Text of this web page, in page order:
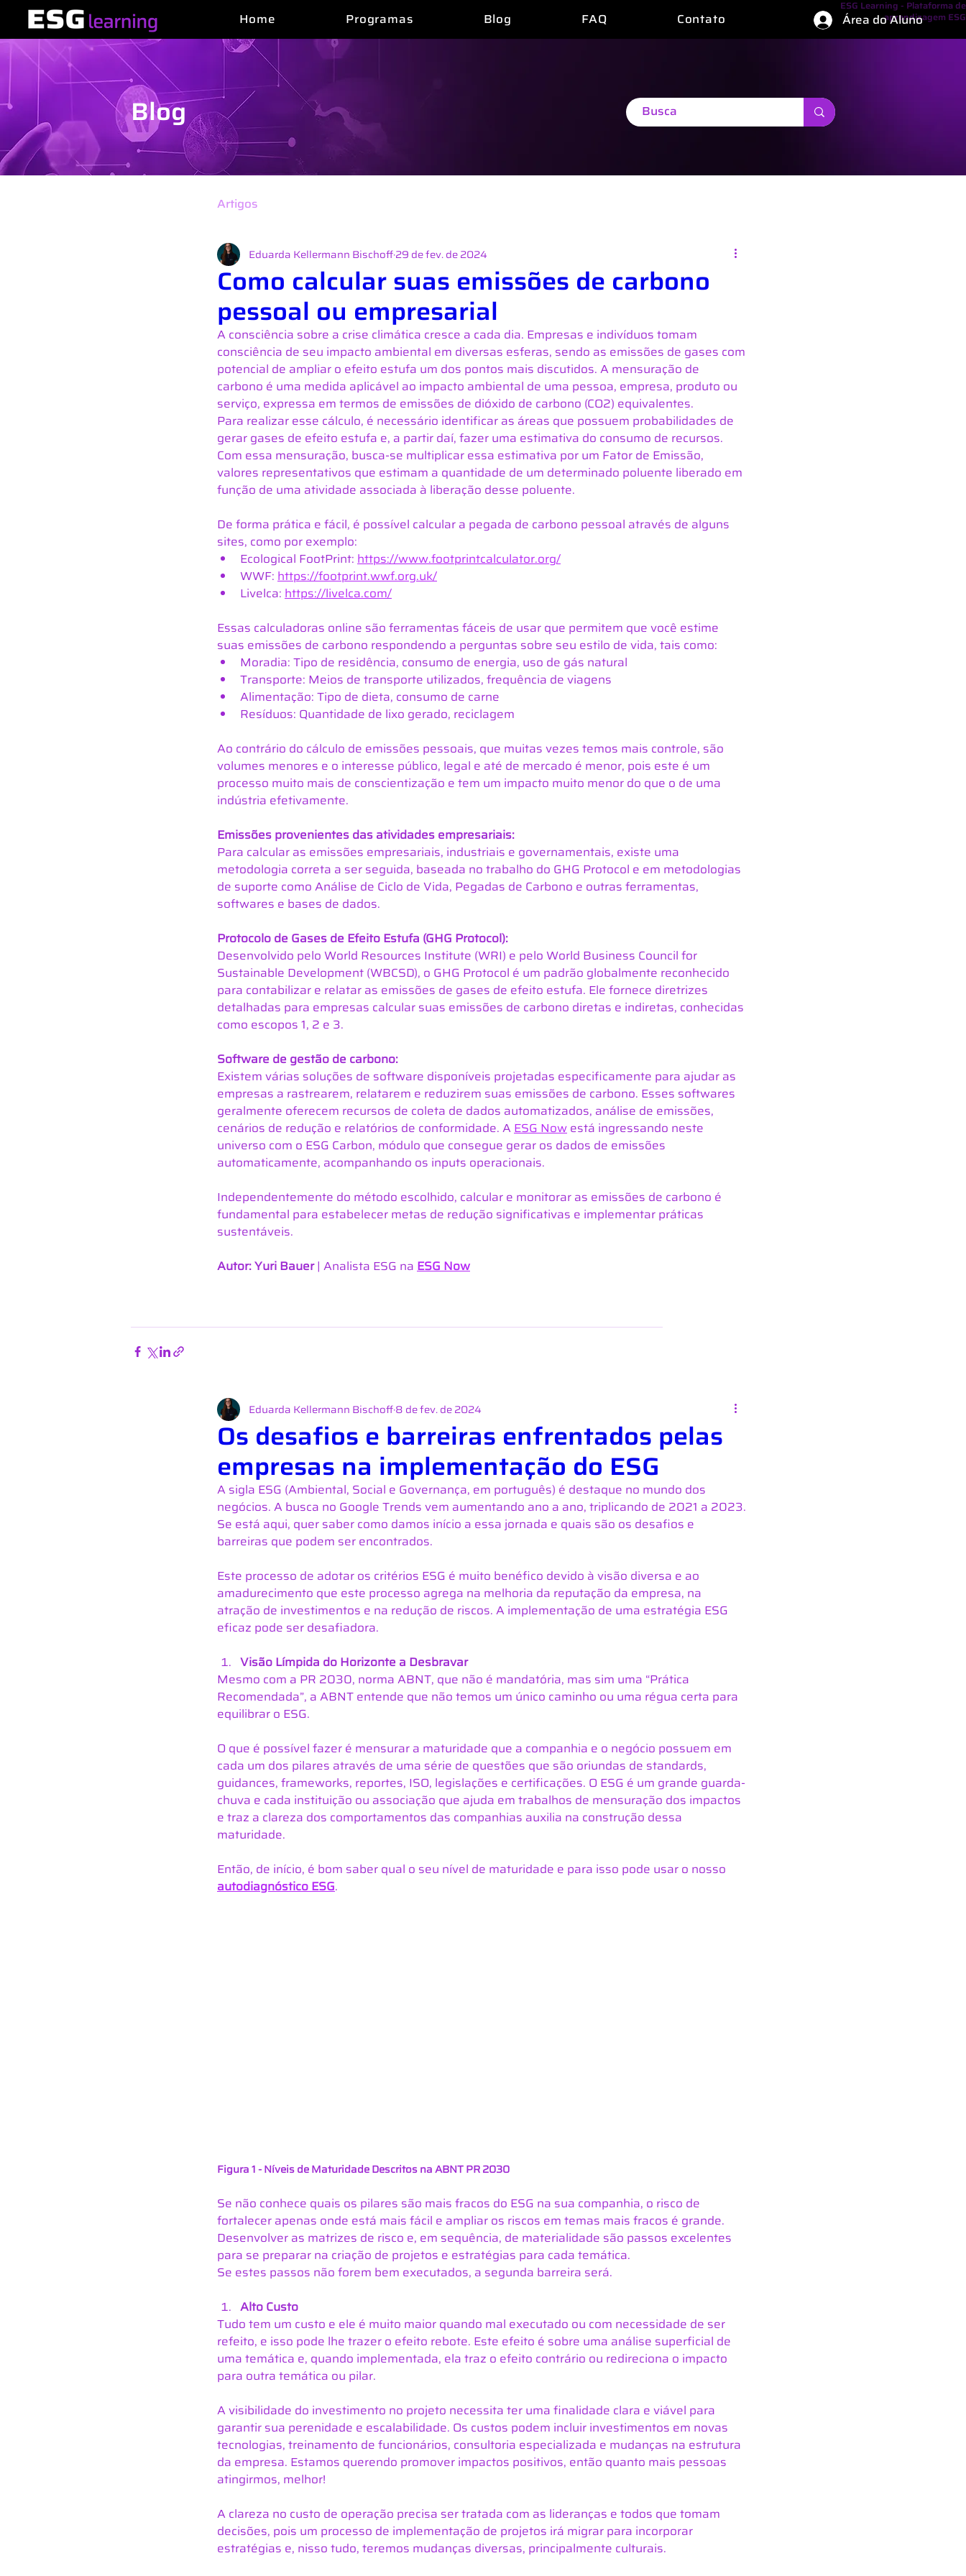
ESG Learning - Plataforma de
aprendizagem ESG
Área do Aluno
Home Programas Blog FAQ Contato
Blog
Artigos
Como calcular suas emissões de carbono
pessoal ou empresarial
Eduarda Kellermann Bischoff29 de fev. de 2024
A consciência sobre a crise climática cresce a cada dia. Empresas e indivíduos tomam
consciência de seu impacto ambiental em diversas esferas, sendo as emissões de gases com
potencial de ampliar o efeito estufa um dos pontos mais discutidos. A mensuração de
carbono é uma medida aplicável ao impacto ambiental de uma pessoa, empresa, produto ou
serviço, expressa em termos de emissões de dióxido de carbono (CO2) equivalentes.
Para realizar esse cálculo, é necessário identificar as áreas que possuem probabilidades de
gerar gases de efeito estufa e, a partir daí, fazer uma estimativa do consumo de recursos.
Com essa mensuração, busca-se multiplicar essa estimativa por um Fator de Emissão,
valores representativos que estimam a quantidade de um determinado poluente liberado em
função de uma atividade associada à liberação desse poluente.
De forma prática e fácil, é possível calcular a pegada de carbono pessoal através de alguns
sites, como por exemplo:
Ecological FootPrint: https://www.footprintcalculator.org/
WWF: https://footprint.wwf.org.uk/
Livelca: https://livelca.com/
Essas calculadoras online são ferramentas fáceis de usar que permitem que você estime
suas emissões de carbono respondendo a perguntas sobre seu estilo de vida, tais como:
Moradia: Tipo de residência, consumo de energia, uso de gás natural
Transporte: Meios de transporte utilizados, frequência de viagens
Alimentação: Tipo de dieta, consumo de carne
Resíduos: Quantidade de lixo gerado, reciclagem
Ao contrário do cálculo de emissões pessoais, que muitas vezes temos mais controle, são
volumes menores e o interesse público, legal e até de mercado é menor, pois este é um
processo muito mais de conscientização e tem um impacto muito menor do que o de uma
indústria efetivamente.
Emissões provenientes das atividades empresariais:
Para calcular as emissões empresariais, industriais e governamentais, existe uma
metodologia correta a ser seguida, baseada no trabalho do GHG Protocol e em metodologias
de suporte como Análise de Ciclo de Vida, Pegadas de Carbono e outras ferramentas,
softwares e bases de dados.
Protocolo de Gases de Efeito Estufa (GHG Protocol):
Desenvolvido pelo World Resources Institute (WRI) e pelo World Business Council for
Sustainable Development (WBCSD), o GHG Protocol é um padrão globalmente reconhecido
para contabilizar e relatar as emissões de gases de efeito estufa. Ele fornece diretrizes
detalhadas para empresas calcular suas emissões de carbono diretas e indiretas, conhecidas
como escopos 1, 2 e 3.
Software de gestão de carbono:
Existem várias soluções de software disponíveis projetadas especificamente para ajudar as
empresas a rastrearem, relatarem e reduzirem suas emissões de carbono. Esses softwares
geralmente oferecem recursos de coleta de dados automatizados, análise de emissões,
cenários de redução e relatórios de conformidade. A ESG Now está ingressando neste
universo com o ESG Carbon, módulo que consegue gerar os dados de emissões
automaticamente, acompanhando os inputs operacionais.
Independentemente do método escolhido, calcular e monitorar as emissões de carbono é
fundamental para estabelecer metas de redução significativas e implementar práticas
sustentáveis.
Autor: Yuri Bauer | Analista ESG na ESG Now
Os desafios e barreiras enfrentados pelas
empresas na implementação do ESG
Eduarda Kellermann Bischoff8 de fev. de 2024
A sigla ESG (Ambiental, Social e Governança, em português) é destaque no mundo dos
negócios. A busca no Google Trends vem aumentando ano a ano, triplicando de 2021 a 2023.
Se está aqui, quer saber como damos início a essa jornada e quais são os desafios e
barreiras que podem ser encontrados.
Este processo de adotar os critérios ESG é muito benéfico devido à visão diversa e ao
amadurecimento que este processo agrega na melhoria da reputação da empresa, na
atração de investimentos e na redução de riscos. A implementação de uma estratégia ESG
eficaz pode ser desafiadora.
Visão Límpida do Horizonte a Desbravar
Mesmo com a PR 2030, norma ABNT, que não é mandatória, mas sim uma “Prática
Recomendada”, a ABNT entende que não temos um único caminho ou uma régua certa para
equilibrar o ESG.
O que é possível fazer é mensurar a maturidade que a companhia e o negócio possuem em
cada um dos pilares através de uma série de questões que são oriundas de standards,
guidances, frameworks, reportes, ISO, legislações e certificações. O ESG é um grande guarda-
chuva e cada instituição ou associação que ajuda em trabalhos de mensuração dos impactos
e traz a clareza dos comportamentos das companhias auxilia na construção dessa
maturidade.
Então, de início, é bom saber qual o seu nível de maturidade e para isso pode usar o nosso
autodiagnóstico ESG.
Figura 1 - Níveis de Maturidade Descritos na ABNT PR 2030
Se não conhece quais os pilares são mais fracos do ESG na sua companhia, o risco de
fortalecer apenas onde está mais fácil e ampliar os riscos em temas mais fracos é grande.
Desenvolver as matrizes de risco e, em sequência, de materialidade são passos excelentes
para se preparar na criação de projetos e estratégias para cada temática.
Se estes passos não forem bem executados, a segunda barreira será.
Alto Custo
Tudo tem um custo e ele é muito maior quando mal executado ou com necessidade de ser
refeito, e isso pode lhe trazer o efeito rebote. Este efeito é sobre uma análise superficial de
uma temática e, quando implementada, ela traz o efeito contrário ou redireciona o impacto
para outra temática ou pilar.
A visibilidade do investimento no projeto necessita ter uma finalidade clara e viável para
garantir sua perenidade e escalabilidade. Os custos podem incluir investimentos em novas
tecnologias, treinamento de funcionários, consultoria especializada e mudanças na estrutura
da empresa. Estamos querendo promover impactos positivos, então quanto mais pessoas
atingirmos, melhor!
A clareza no custo de operação precisa ser tratada com as lideranças e todos que tomam
decisões, pois um processo de implementação de projetos irá migrar para incorporar
estratégias e, nisso tudo, teremos mudanças diversas, principalmente culturais.